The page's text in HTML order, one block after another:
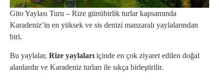
Gito Yaylası Turu – Rize günübirlik turlar kapsamında
Karadeniz’in en yüksek ve sis denizi manzaralı yaylalarından
biri.
Bu yaylalar, Rize yaylaları içinde en çok ziyaret edilen doğal
alanlardır ve Karadeniz turları ile sıkça birleştirilir.